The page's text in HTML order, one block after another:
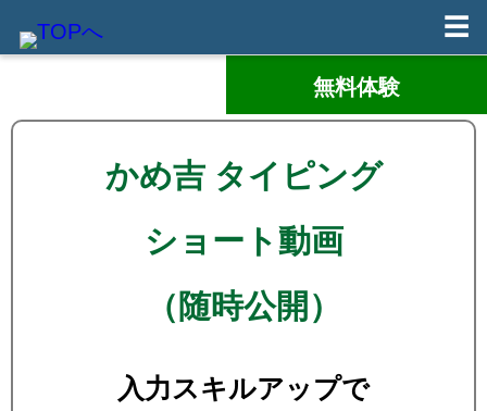
☰
かめ吉 タイピング
ショート動画
（随時公開）
入力スキルアップで
無料体験